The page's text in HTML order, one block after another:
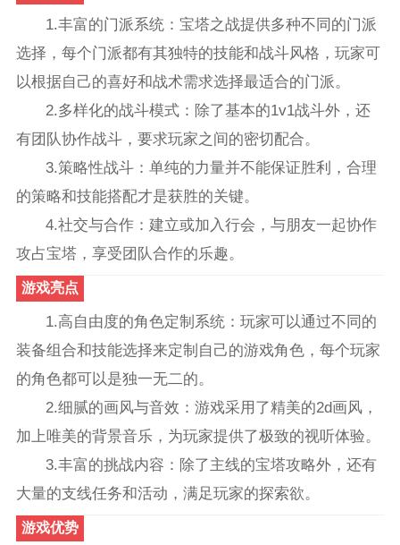
1.丰富的门派系统：宝塔之战提供多种不同的门派
选择，每个门派都有其独特的技能和战斗风格，玩家可
以根据自己的喜好和战术需求选择最适合的门派。
2.多样化的战斗模式：除了基本的1v1战斗外，还
有团队协作战斗，要求玩家之间的密切配合。
3.策略性战斗：单纯的力量并不能保证胜利，合理
的策略和技能搭配才是获胜的关键。
4.社交与合作：建立或加入行会，与朋友一起协作
攻占宝塔，享受团队合作的乐趣。
游戏亮点
1.高自由度的角色定制系统：玩家可以通过不同的
装备组合和技能选择来定制自己的游戏角色，每个玩家
的角色都可以是独一无二的。
2.细腻的画风与音效：游戏采用了精美的2d画风，
加上唯美的背景音乐，为玩家提供了极致的视听体验。
3.丰富的挑战内容：除了主线的宝塔攻略外，还有
大量的支线任务和活动，满足玩家的探索欲。
游戏优势